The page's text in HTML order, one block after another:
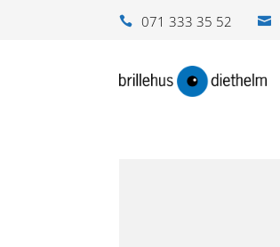
071 333 35 52